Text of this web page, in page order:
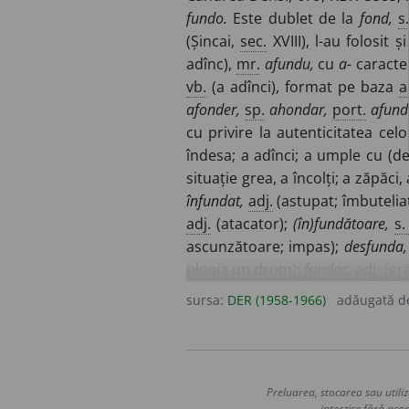
fundo. Este dublet de la fond,
(Șincai, sec. XVIII), l-au folosit
adînc), mr. afundu, cu a-
vb. (a adînci), format pe baza
afonder, sp. ahondar, port.
cu privire la autenticitatea
îndesa; a adînci; a umple cu
situație grea, a încolți; a zăpăci,
înfundat, adj. (astupat;
adj. (atacator); (în)fundătoare,
ascunzătoare; impas); desfunda,
cristatus; Podiceps negricollis;
făcută din ce rămîne de la
sursa: DER (1958-1966) adăugată
Preluarea, stocarea sau